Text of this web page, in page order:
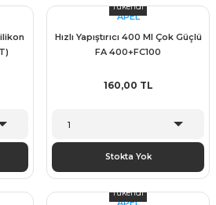
Tükendi
APEL
Hızlı Yapıştırıcı 400 Ml Çok Güçlü
FA 400+FC100
160,00 TL
Stokta Yok
Tükendi
APEL